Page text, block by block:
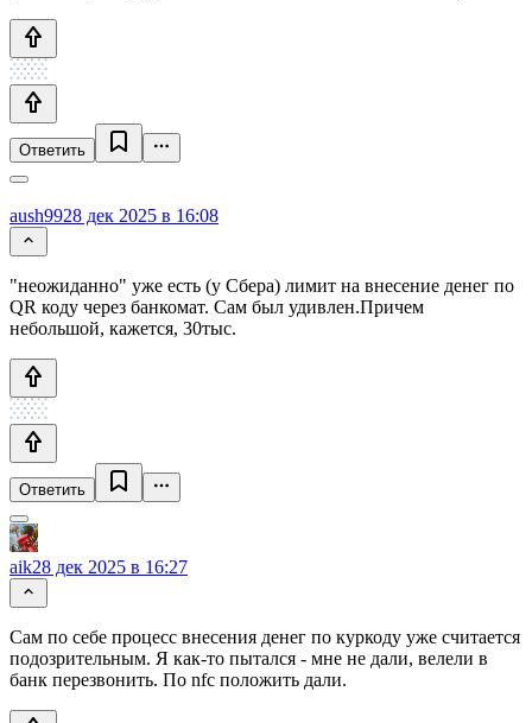
Ответить
aush9928 дек 2025 в 16:08
"неожиданно" уже есть (у Сбера) лимит на внесение денег по
QR коду через банкомат. Сам был удивлен.Причем
небольшой, кажется, 30тыс.
Ответить
aik28 дек 2025 в 16:27
Сам по себе процесс внесения денег по куркоду уже считается
подозрительным. Я как-то пытался - мне не дали, велели в
банк перезвонить. По nfc положить дали.